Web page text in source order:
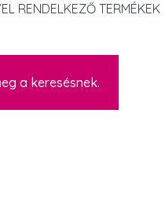
RENDELKEZŐ TERMÉKEK
a keresésnek.